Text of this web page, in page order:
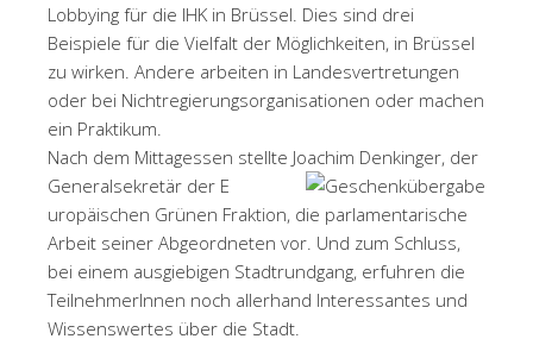
Lobbying für die IHK in Brüssel. Dies sind drei
Beispiele für die Vielfalt der Möglichkeiten, in Brüssel
zu wirken. Andere arbeiten in Landesvertretungen
oder bei Nichtregierungsorganisationen oder machen
ein Praktikum.
Nach dem Mittagessen stellte Joachim Denkinger, der
Generalsekretär der E
uropäischen Grünen Fraktion, die parlamentarische
Arbeit seiner Abgeordneten vor. Und zum Schluss,
bei einem ausgiebigen Stadtrundgang, erfuhren die
TeilnehmerInnen noch allerhand Interessantes und
Wissenswertes über die Stadt.